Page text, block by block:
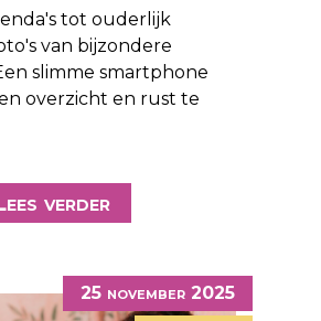
tot ouderlijk
van bijzondere
slimme smartphone
overzicht en rust te
verder
25 november 2025